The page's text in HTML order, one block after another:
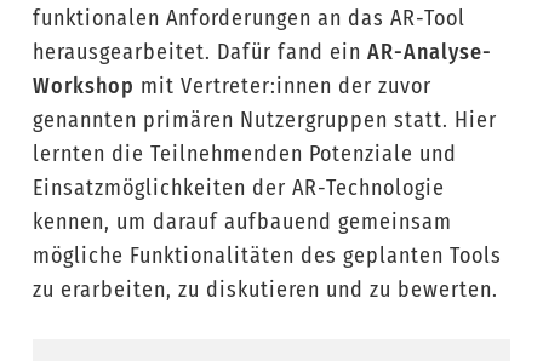
funktionalen Anforderungen an das AR-Tool
herausgearbeitet. Dafür fand ein AR-Analyse-
Workshop mit Vertreter:innen der zuvor
genannten primären Nutzergruppen statt. Hier
lernten die Teilnehmenden Potenziale und
Einsatzmöglichkeiten der AR-Technologie
kennen, um darauf aufbauend gemeinsam
mögliche Funktionalitäten des geplanten Tools
zu erarbeiten, zu diskutieren und zu bewerten.